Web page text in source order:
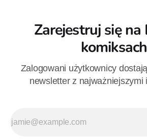
Zarejestruj się
komiksach
Zalogowani użytkownicy
newsletter z najważniejszymi